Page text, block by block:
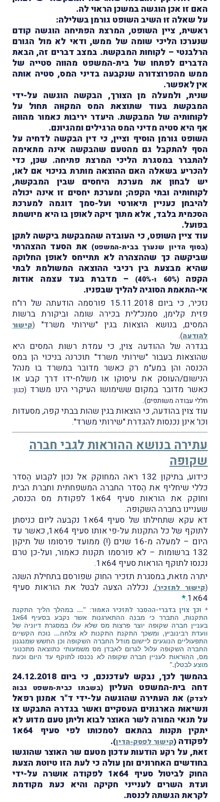
האם זו אכן הוגשה במשכן הראוי לה.
על שאלה זו השיב השופט גורמן בשלילה:
ראשית, ציין השופט, המרצת הפתיחה הוגשה קודם
שנערכו הליכי שומה של ממש, ודאי לא מול הגורם
הרלבנטי – לקוחות המבקשת. במצב דברים זה, הבאת
הדברים לפתחו של בית-המשפט מהווה סטייה של
ממש מהפרוצדורה שנקבעה בדיני המס, סטיה אותה
אין לאפשר.
שנית, ולמעלה מן הצורך, הבקשה הוגשה על-ידי
המבקשת בעוד שתוצאת המס המקוּוה תחול על
לקוחותיה של המבקשת. היעדר יריבות כאמור מהווה
אף היא סטיה מדיני המס הרגילים ומהגיונם.
השופט גורמן הוסיף וציין, כי דין הבקשה לדחיה על
הסף להתקבל גם מהטעם שהבקשה אינה מתאימה
להתברר במסגרת הליכי המרצת פתיחה. שכּן, כדי
להכריע בשאלה האם ההוצאה מותרת בניכוי אם לאו,
יש לבחון את מערכת היחסים שבין המבקשת,
לקוחותיה ובתי הקפה; ומערכת יחסים זו אינה יכולה
להיבחן כעניין תיאורטי ועל-סמך דוגמה למערכת
הסכמית בלבד, אלא מתוך זיקה לאופן בו היא מיושמת
בפועל.
עוד ציין השופט, כי העובדה שהמבקשת ביקשה לתקן
(בסוף הדיון שנערך בבית-המשפט) את הסעד ההצהרתי
שביקשה כך שההצהרה לא תתייחס לאופן החלוקה
שהיא מבצעת בין רכיבי ההוצאה המשולמת לבתי
הקפה(60% ו-40%)
– מדברת בעד עצמה אודות
אי-התאמת הסוגיה להליך שבפניו.
נזכיר, כי ביום 15.11.2018 פורסמה הודעתה של רו"ח
פזית קלימן, סמנכ"לית בכירה שומה וביקורת ברשות
המסים, בנושא הוצאות בגין "שירותי משרד"
(קישור
להודעה)
.
בגדרהּ של ההודעה צוין, כי עמדת רשות המסים היא
שהוצאות בעבור "שירותי משרד" תוכרנה בניכוי הן במס
הכנסה והן במע"מ רק כאשר מדובר במשרד בו מנהל
הנישום/העוסק את עיסוקו או משלח-ידו דרך קבע או
כאשר מדובר במקום ששימושו העיקרי הינו משרד (כגון:
חללי עבודה משותפים).
עוד צוין בהודעה, כי הוצאות בגין שהות בבתי קפה, מסעדות
וכו' אינן נכנסות להגדרת "שירותי משרד".
עתירה בנושא ההוראות לגבי חברה
שקופה
כידוע, בתיקון 132 ראה המחוקק אל נכון לקבוע הֶסדר
כללי שיחליף את הֶסדר החברה המשפחתית וחברת הבית
וחוֹקק את הוראות סעיף 64א1 לפקודת מס הכנסה,
שעניינו בחברה השקופה.
דא עקא שתחילתו של סעיף 64א1 נקבעה ליום כניסתן
לתוקף של כל התקנות על-פי אותו סעיף 64א1, כאשר עד
היום – למעלה מ-16 שנים (!) ממועד פרסומו של תיקון
132 ברשומות – לא פורסמו תקנות כאמור, ועל-כן טרם
נכנסו לתוקף הוראות סעיף 64א1.
יתרה מזאת, במסגרת תזכיר החוק שפורסם בתחילת השנה
(קישור לתזכיר), נכללה הצעה לבטל את הוראות סעיף
64א1.
*
* וכך צוין בדברי-ההסבר לתזכיר האמור: "... במהלך הליך התקנת
התקנות, התברר כי מבנה ההתארגנות אשר נקבע בסעיף 64א1
בעניין חברה שקופה יוצר פרצות מס שלא עלו במסגרת דיוניה של
וועדת רבינוביץ, ומשכך התקנת התקנות לא צלחה... נוכח הקשיים
התפעוליים הנוגעים ליישום מודל החברה השקופה וכן החשש שמנגנון
החברה השקופה עלול לגרום לאבדן מס משמעותי כתוצאה מתכנוני
מס, ההוראות לעניין חברה שקופה לא נכנסו לתוקף עד היום וכעת
מוצע לבטלן."
בהמשך לכך, נבקש לעדכנכם, כי ביום 24.12.2018
דחה בית-המשפט העליון
(בשבתו כבית-משפט גבוה
לצדק) את העתירה שהוגשה על-ידי ד"ר אמנון רפאל
ונשיאוּת הארגונים העסקיים ואשר בגדרהּ התבקש צו
על תנאי המורה לשר האוצר לבוא וליתן טעם מדוע לא
יתקין תקנות בהתאם לסמכותו לפי סעיף 64א1
לפקודה (קישור לפסק-הדין)
.
זאת, על רקע הודעות עדכון מטעם שר האוצר שהוגשו
בחודשים האחרונים ומן עולה כי לעת הזו טיוטת הצעת
החוק לביטול סעיף 64א1 לפקודה אושרה על-ידי
ועדת השרים לענייני חקיקה והיא כעת מקודמת
לקראת הגשתה לכנסת.